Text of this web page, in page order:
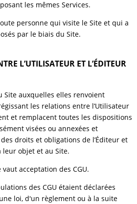
les mêmes Services.
personne qui visite le Site et qui a
par le biais du Site.
L’UTILISATEUR ET L’ÉDITEUR
Site auxquelles elles renvoient
les relations entre l’Utilisateur
et remplacent toutes les dispositions
visées ou annexées et
droits et obligations de l’Éditeur et
leur objet et au Site.
acceptation des CGU.
des CGU étaient déclarées
loi, d'un règlement ou à la suite